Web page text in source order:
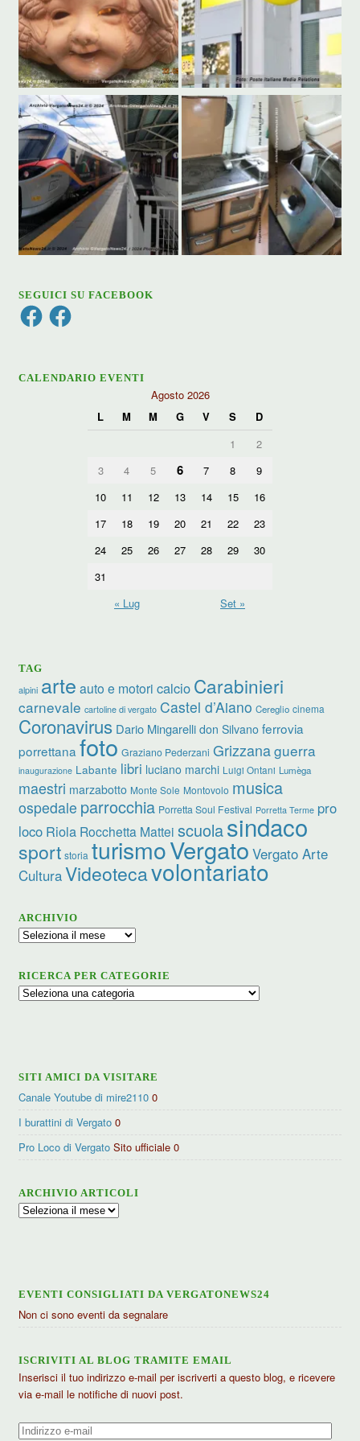
SEGUICI SU FACEBOOK
FacebookFacebook
CALENDARIO EVENTI
Agosto 2026
L
M M G V S
D
1
2
3
4 5 6 7 8
9
10
11 12 13 14 15
16
17
18 19 20 21 22
23
24
25 26 27 28 29
30
31
« Lug
Set »
TAG
alpini arte auto e motori calcio Carabinieri
carnevale cartoline di vergato Castel d’Aiano Cereglio cinema
Coronavirus Dario Mingarelli don Silvano ferrovia
porrettana foto Graziano Pederzani Grizzanaguerra
inaugurazione Labante libri luciano marchi Luigi Ontani Lumèga
maestri marzabotto Monte Sole Montovolo musica
ospedale parrocchia Porretta Soul Festival Porretta Terme pro
loco Riola Rocchetta Mattei scuolasindaco
sport storia turismoVergato Vergato Arte
CulturaVideotecavolontariato
ARCHIVIO
Archivio
RICERCA PER CATEGORIE
Ricerca
SITI AMICI DA VISITARE
Canale Youtube di mire2110 0
I burattini di Vergato 0
Pro Loco di Vergato Sito ufficiale 0
ARCHIVIO ARTICOLI
Archivio
EVENTI CONSIGLIATI DA VERGATONEWS24
Non ci sono eventi da segnalare
ISCRIVITI AL BLOG TRAMITE EMAIL
Inserisci il tuo indirizzo e-mail per iscriverti a questo blog, e ricevere
via e-mail le notifiche di nuovi post.
Indirizzo